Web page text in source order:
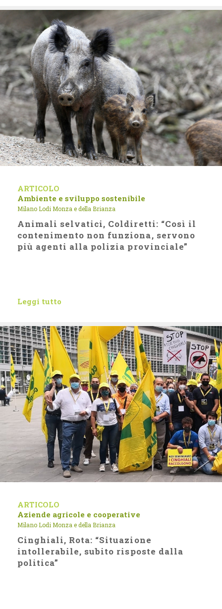
ARTICOLO
Ambiente e sviluppo sostenibile
Milano Lodi Monza e della Brianza
Animali selvatici, Coldiretti: “Così il
contenimento non funziona, servono
più agenti alla polizia provinciale”
Leggi tutto
ARTICOLO
Aziende agricole e cooperative
Milano Lodi Monza e della Brianza
Cinghiali, Rota: “Situazione
intollerabile, subito risposte dalla
politica”